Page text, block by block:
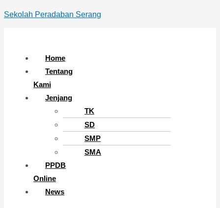
to
Sekolah Peradaban Serang
Home
Tentang
Kami
Jenjang
TK
SD
SMP
SMA
PPDB
Online
News